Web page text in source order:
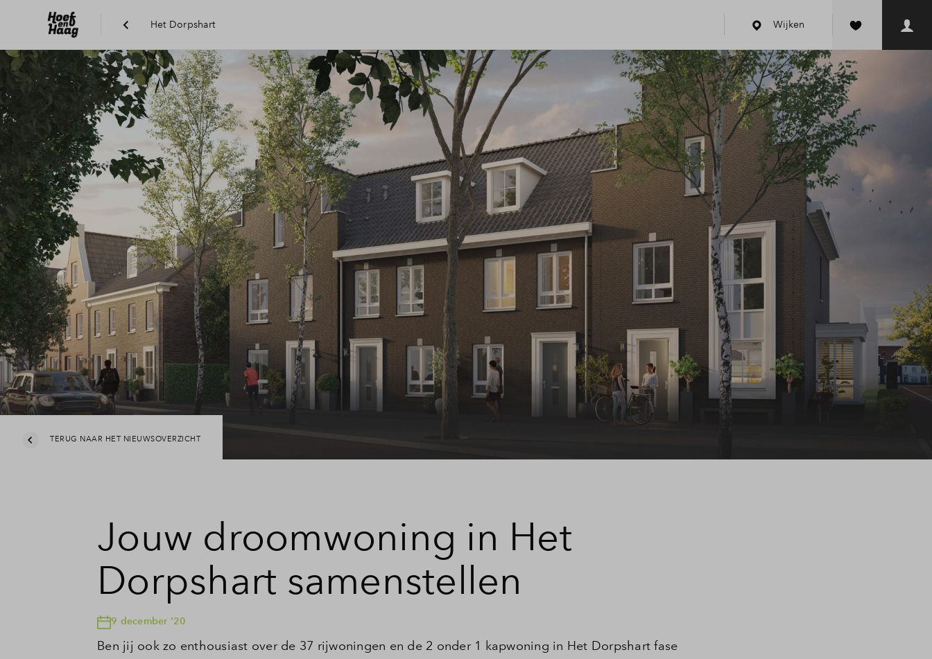
Het Dorpshart Wijken
TERUG NAAR HET NIEUWSOVERZICHT
Jouw droomwoning in Het
Dorpshart samenstellen
9 december '20
Ben jij ook zo enthousiast over de 37 rijwoningen en de 2 onder 1 kapwoning in Het Dorpshart fase